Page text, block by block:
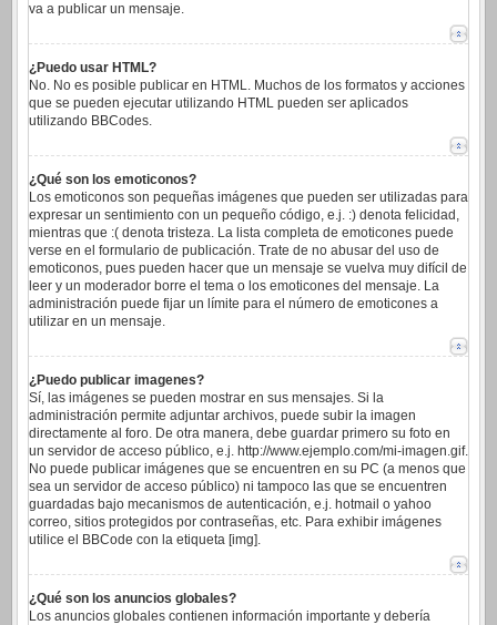
va a publicar un mensaje.
¿Puedo usar HTML?
No. No es posible publicar en HTML. Muchos de los formatos y acciones
que se pueden ejecutar utilizando HTML pueden ser aplicados
utilizando BBCodes.
¿Qué son los emoticonos?
Los emoticonos son pequeñas imágenes que pueden ser utilizadas para
expresar un sentimiento con un pequeño código, e.j. :) denota felicidad,
mientras que :( denota tristeza. La lista completa de emoticones puede
verse en el formulario de publicación. Trate de no abusar del uso de
emoticonos, pues pueden hacer que un mensaje se vuelva muy difícil de
leer y un moderador borre el tema o los emoticones del mensaje. La
administración puede fijar un límite para el número de emoticones a
utilizar en un mensaje.
¿Puedo publicar imagenes?
Sí, las imágenes se pueden mostrar en sus mensajes. Si la
administración permite adjuntar archivos, puede subir la imagen
directamente al foro. De otra manera, debe guardar primero su foto en
un servidor de acceso público, e.j. http://www.ejemplo.com/mi-imagen.gif.
No puede publicar imágenes que se encuentren en su PC (a menos que
sea un servidor de acceso público) ni tampoco las que se encuentren
guardadas bajo mecanismos de autenticación, e.j. hotmail o yahoo
correo, sitios protegidos por contraseñas, etc. Para exhibir imágenes
utilice el BBCode con la etiqueta [img].
¿Qué son los anuncios globales?
Los anuncios globales contienen información importante y debería